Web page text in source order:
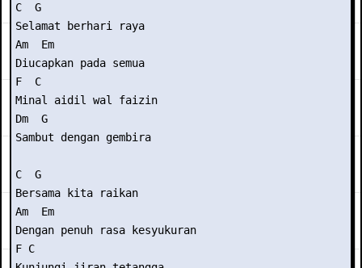
C  G
Selamat berhari raya
Am  Em
Diucapkan pada semua
F  C
Minal aidil wal faizin
Dm  G
Sambut dengan gembira
C  G
Bersama kita raikan
Am  Em
Dengan penuh rasa kesyukuran
F C